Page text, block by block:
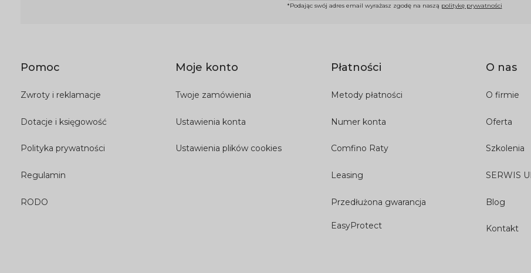
*Podając swój adres email wyrażasz zgodę na naszą politykę prywatności
Pomoc
Zwroty i reklamacje
Dotacje i księgowość
Polityka prywatności
Regulamin
RODO
Moje konto
Twoje zamówienia
Ustawienia konta
Ustawienia plików cookies
Płatności
Metody płatności
Numer konta
Comfino Raty
Leasing
Przedłużona gwarancja
EasyProtect
O nas
O firmie
Oferta
Szkolenia
SERWIS
Blog
Kontakt